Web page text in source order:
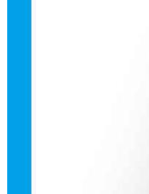
2015年，出版个人第
北京举行“大冰和他
2016年，获得“第十
年，出版个人第四本
2017年9月，出版个